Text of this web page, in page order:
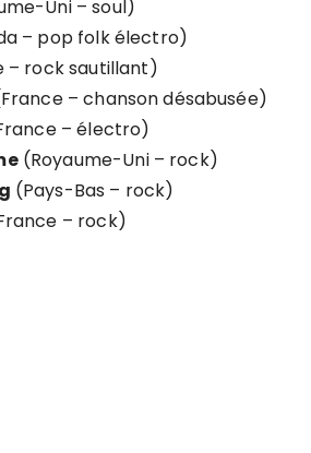
Uni – soul)
– pop folk électro)
– rock sautillant)
– chanson désabusée)
– électro)
(Royaume-Uni – rock)
(Pays-Bas – rock)
– rock)